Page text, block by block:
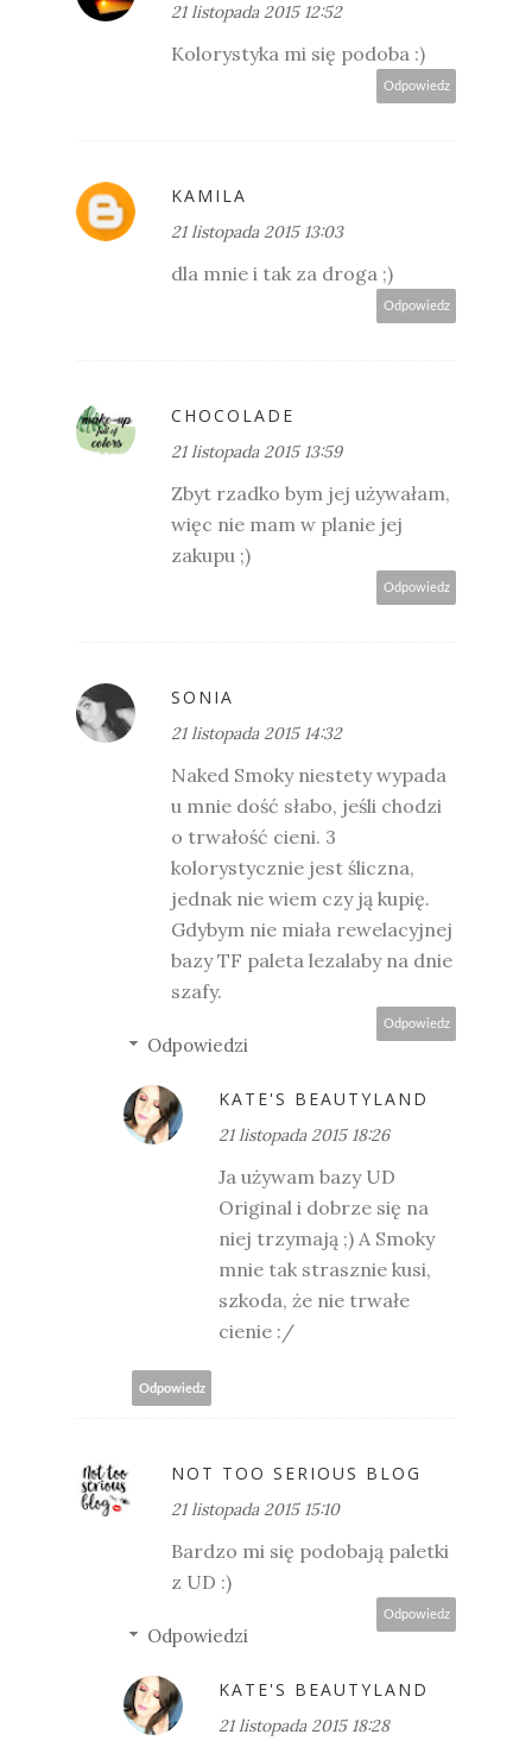
21 listopada 2015 12:52
Kolorystyka mi się podoba :)
Odpowiedz
KAMILA
21 listopada 2015 13:03
dla mnie i tak za droga ;)
Odpowiedz
CHOCOLADE
21 listopada 2015 13:59
Zbyt rzadko bym jej używałam,
więc nie mam w planie jej
zakupu ;)
Odpowiedz
SONIA
21 listopada 2015 14:32
Naked Smoky niestety wypada
u mnie dość słabo, jeśli chodzi
o trwałość cieni. 3
kolorystycznie jest śliczna,
jednak nie wiem czy ją kupię.
Gdybym nie miała rewelacyjnej
bazy TF paleta lezalaby na dnie
szafy.
Odpowiedz
Odpowiedzi
KATE'S BEAUTYLAND
21 listopada 2015 18:26
Ja używam bazy UD
Original i dobrze się na
niej trzymają ;) A Smoky
mnie tak strasznie kusi,
szkoda, że nie trwałe
cienie :/
Odpowiedz
NOT TOO SERIOUS BLOG
21 listopada 2015 15:10
Bardzo mi się podobają paletki
z UD :)
Odpowiedz
Odpowiedzi
KATE'S BEAUTYLAND
21 listopada 2015 18:28